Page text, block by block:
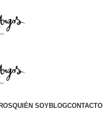
QUIÉN SOYBLOGCONTACTO